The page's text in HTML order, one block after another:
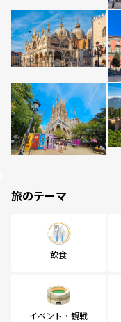
旅のテーマ
飲食
イベント・観戦